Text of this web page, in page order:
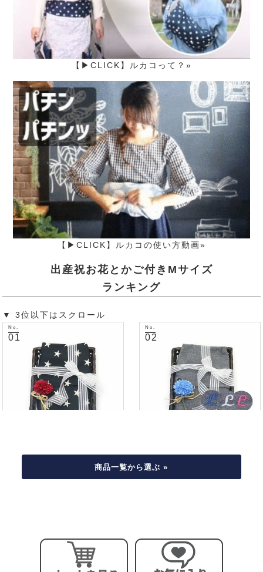
【▶CLICK】ルカコって？»
【▶CLICK】ルカコの使い方動画»
出産祝お花とかご付きMサイズ
ランキング
▼ 3位以下はスクロール
商品一覧から選ぶ »